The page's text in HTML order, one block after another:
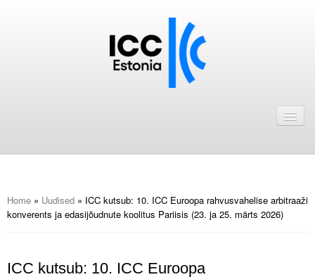
ICC Eesti liikmebaas
Home » Uudised » ICC kutsub: 10. ICC Euroopa rahvusvahelise arbitraaži
konverents ja edasijõudnute koolitus Pariisis (23. ja 25. märts 2026)
ICC kutsub: 10. ICC Euroopa